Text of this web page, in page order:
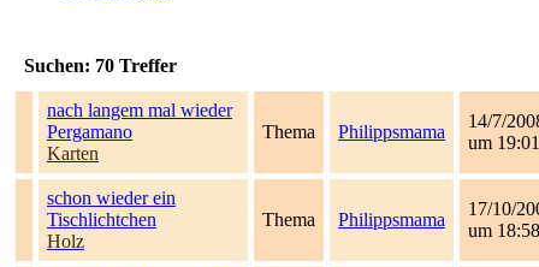
Suchen: 70 Treffer
nach langem mal wieder
Pergamano
Karten
Thema Philippsmama
14/7/
um 19:01
schon wieder ein
Tischlichtchen
Holz
Thema Philippsmama
17/10/
um 18:58